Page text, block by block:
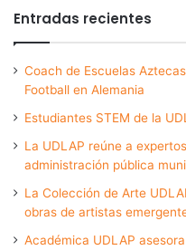
Entradas recientes
Coach de Escuelas
Football en Alemania
Estudiantes STEM de la
La UDLAP reúne a
administración pública
La Colección de Arte
obras de artistas
Académica UDLAP